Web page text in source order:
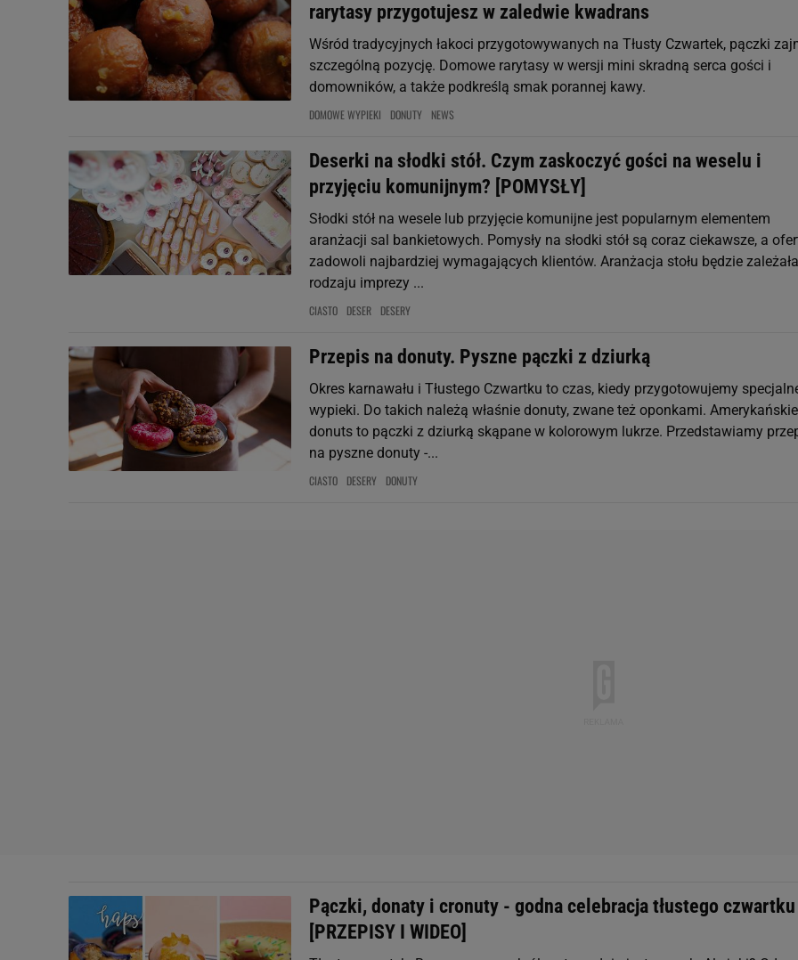
rarytasy przygotujesz w zaledwie kwadrans
Wśród tradycyjnych łakoci przygotowywanych na Tłusty Czwartek, pączki
szczególną pozycję. Domowe rarytasy w wersji mini skradną serca gości i
domowników, a także podkreślą smak porannej kawy.
DOMOWE WYPIEKI DONUTY NEWS
Deserki na słodki stół. Czym zaskoczyć gości na weselu i
przyjęciu komunijnym? [POMYSŁY]
Słodki stół na wesele lub przyjęcie komunijne jest popularnym elementem
aranżacji sal bankietowych. Pomysły na słodki stół są coraz ciekawsze, a
zadowoli najbardziej wymagających klientów. Aranżacja stołu będzie
rodzaju imprezy ...
CIASTO DESER DESERY
Przepis na donuty. Pyszne pączki z dziurką
Okres karnawału i Tłustego Czwartku to czas, kiedy przygotowujemy
wypieki. Do takich należą właśnie donuty, zwane też oponkami. Amerykańskie
donuts to pączki z dziurką skąpane w kolorowym lukrze. Przedstawiamy
na pyszne donuty -...
CIASTO DESERY DONUTY
Pączki, donaty i cronuty - godna celebracja tłustego czwartku
[PRZEPISY I WIDEO]